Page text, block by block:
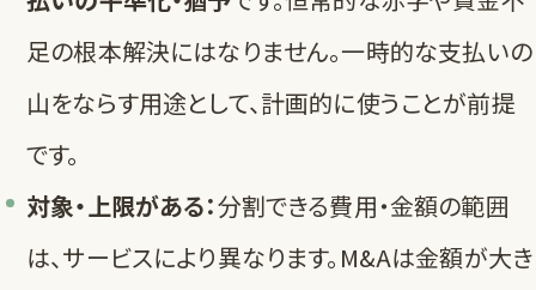
足の根本解決にはなりません。一時的な支払いの
山をならす用途として、計画的に使うことが前提
です。
対象・上限がある：分割できる費用・金額の範囲
は、サービスにより異なります。M&Aは金額が大き